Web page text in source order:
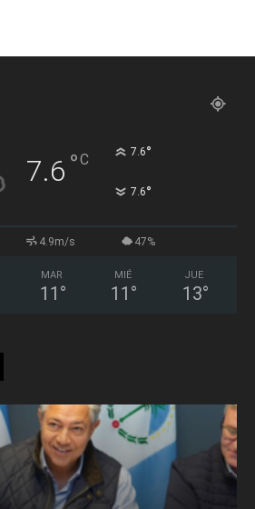
7.6 °C 7.6°
7.6°
4.9m/s 47%
MAR
11 °
MIÉ
11 °
JUE
13°